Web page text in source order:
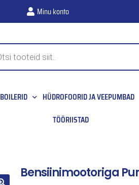
Minu konto
BOILERID HÜDROFOORID JA VEEPUMBAD
TÖÖRIISTAD
Bensiinimootoriga